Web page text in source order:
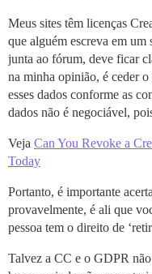
Meus sites têm licenças
que alguém escreva em um
junta ao fórum, deve ficar
na minha opinião, é ceder
esses dados conforme as
dados não é negociável,
Veja Can You Revoke a
Today
Portanto, é importante
provavelmente, é ali que
pessoa tem o direito de
Talvez a CC e o GDPR